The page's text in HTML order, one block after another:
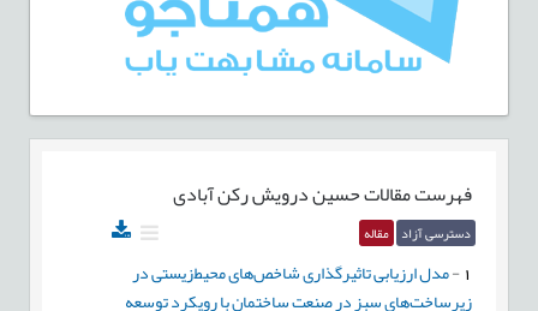
فهرست مقالاتحسین درویش رکن آبادی
دسترسی آزاد مقاله
-مدل ارزیابی تاثیرگذاری شاخص‌های محیط‌زیستی در
زیرسا‌خت‌های سبز در صنعت ساختمان با رویکرد توسعه